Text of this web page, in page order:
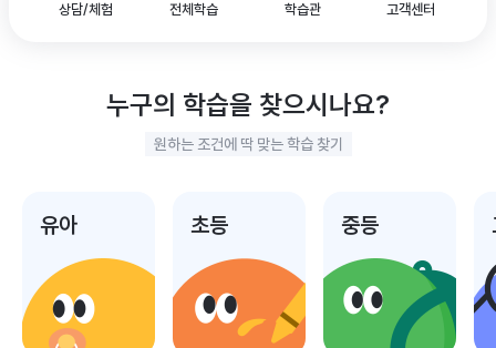
상담/체험 전체학습 학습관 고객센터
누구의 학습을 찾으시나요?
원하는 조건에 딱 맞는 학습 찾기
유아 초등 중등